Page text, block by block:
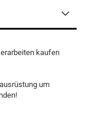
kaufen
um